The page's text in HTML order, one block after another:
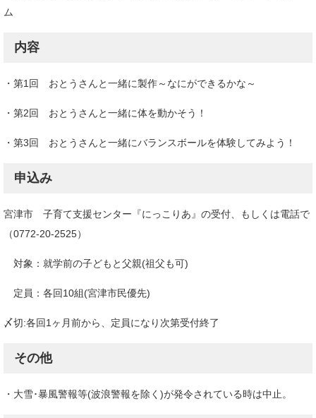
ム
内容
・第1回 おとうさんと一緒に製作～なにができるかな～
・第2回 おとうさんと一緒に体を動かそう！
・第3回 おとうさんと一緒にバランスボールを体験してみよう！
申込み
宮津市 子育て支援センター『にっこりあ』の受付、もしくは電話で
（0772-20-2525）
対象：就学前の子どもと父親(祖父も可)
定員：各回10組(宮津市民優先)
〆切:各回1ヶ月前から、定員になり次第受付終了
その他
・大雪･暴風警報等(波浪警報を除く)が発令されている時は中止。